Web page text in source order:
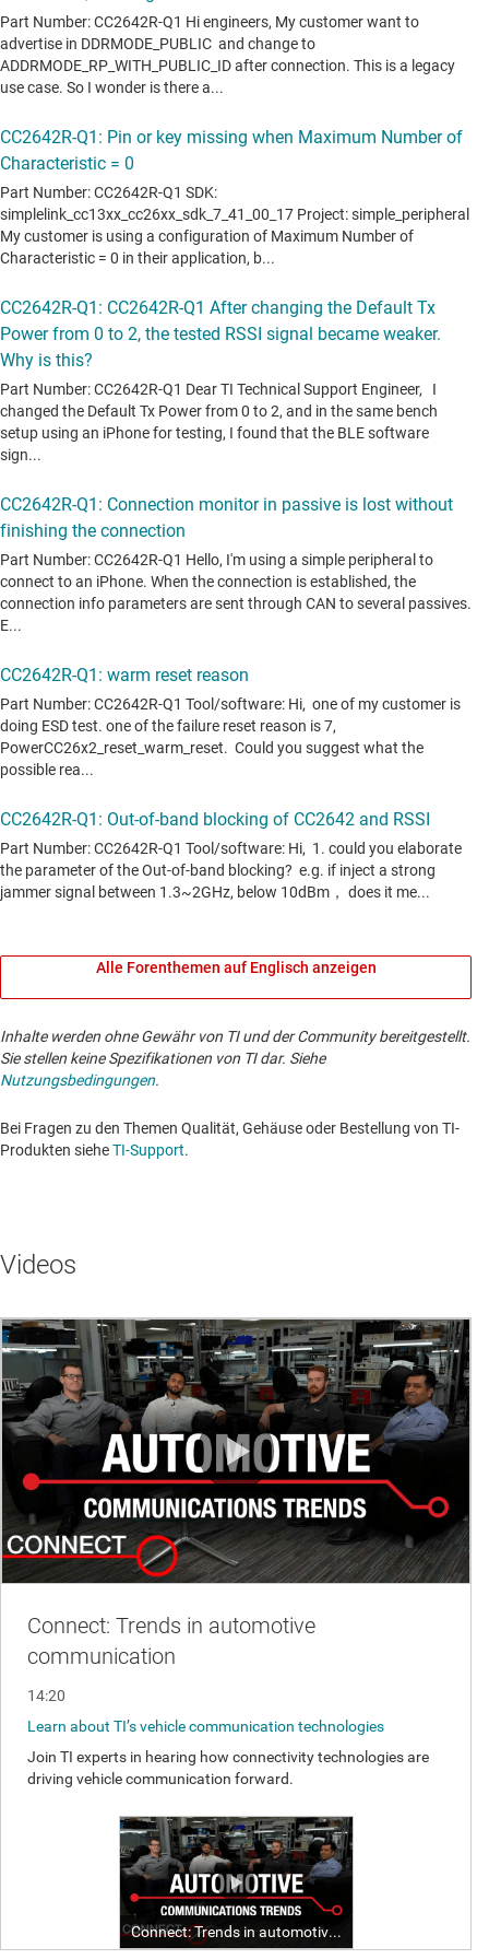
Alle Forenthemen auf Englisch anzeigen
Inhalte werden ohne Gewähr von TI und der Community bereitgestellt.
Sie stellen keine Spezifikationen von TI dar. Siehe
Nutzungsbedingungen.
Bei Fragen zu den Themen Qualität, Gehäuse oder Bestellung von TI-
Produkten sieheTI-Support. ​​​​​​​​​​​​​​
Videos